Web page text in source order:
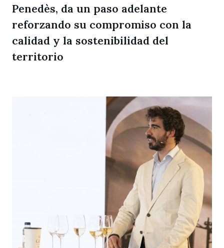
Penedès, da un paso adelante
reforzando su compromiso con la
calidad y la sostenibilidad del
territorio